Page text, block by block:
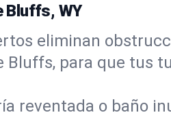
Bluffs, WY
eliminan
para que tus
reventada o baño